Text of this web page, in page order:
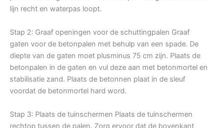
lijn recht en waterpas loopt.
Stap 2: Graaf openingen voor de schuttingpalen Graaf
gaten voor de betonpalen met behulp van een spade. De
diepte van de gaten moet plusminus 75 cm zijn. Plaats de
betonpalen in de gaten en vul deze aan met betonmortel en
stabilisatie zand. Plaats de betonnen plaat in de sleuf
voordat de betonmortel hard word.
Stap 3: Plaats de tuinschermen Plaats de tuinschermen
rechtop tussen de palen. Zorg ervoor dat de bovenkant